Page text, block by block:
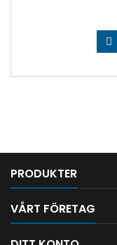

PRODUKTER
VÅRT FÖRETAG